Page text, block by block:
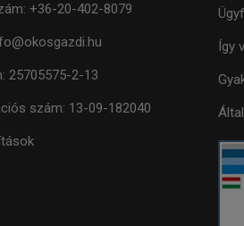
+36-20-402-8079
25705575-2-13
szám: 13-09-182040
Így